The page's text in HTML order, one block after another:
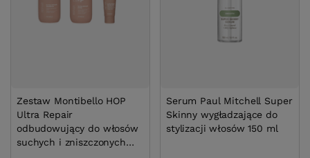
Zestaw Montibello HOP
Ultra Repair
odbudowujący do włosów
suchych i zniszczonych
Serum Paul Mitchell Super
Skinny wygładzające do
stylizacji włosów 150 ml